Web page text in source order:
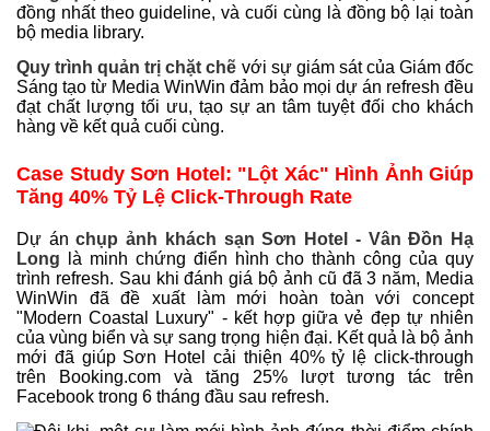
đồng nhất theo guideline, và cuối cùng là đồng bộ lại toàn
bộ media library.
Quy trình quản trị chặt chẽ với sự giám sát của Giám đốc
Sáng tạo từ Media WinWin đảm bảo mọi dự án refresh đều
đạt chất lượng tối ưu, tạo sự an tâm tuyệt đối cho khách
hàng về kết quả cuối cùng.
Case Study Sơn Hotel: "Lột Xác" Hình Ảnh Giúp
Tăng 40% Tỷ Lệ Click-Through Rate
Dự ánchụp ảnh khách sạn Sơn Hotel - Vân Đồn Hạ
Long là minh chứng điển hình cho thành công của quy
trình refresh. Sau khi đánh giá bộ ảnh cũ đã 3 năm, Media
WinWin đã đề xuất làm mới hoàn toàn với concept
"Modern Coastal Luxury" - kết hợp giữa vẻ đẹp tự nhiên
của vùng biển và sự sang trọng hiện đại. Kết quả là bộ ảnh
mới đã giúp Sơn Hotel cải thiện 40% tỷ lệ click-through
trên Booking.com và tăng 25% lượt tương tác trên
Facebook trong 6 tháng đầu sau refresh.